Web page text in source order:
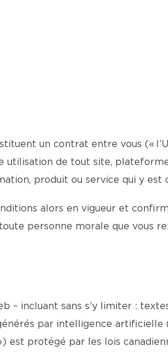
un contrat entre vous («
utilisation de tout site,
produit ou service qui y est
alors en vigueur et
personne morale que vous
incluant sans s’y limiter :
par intelligence artificielle
est protégé par les lois